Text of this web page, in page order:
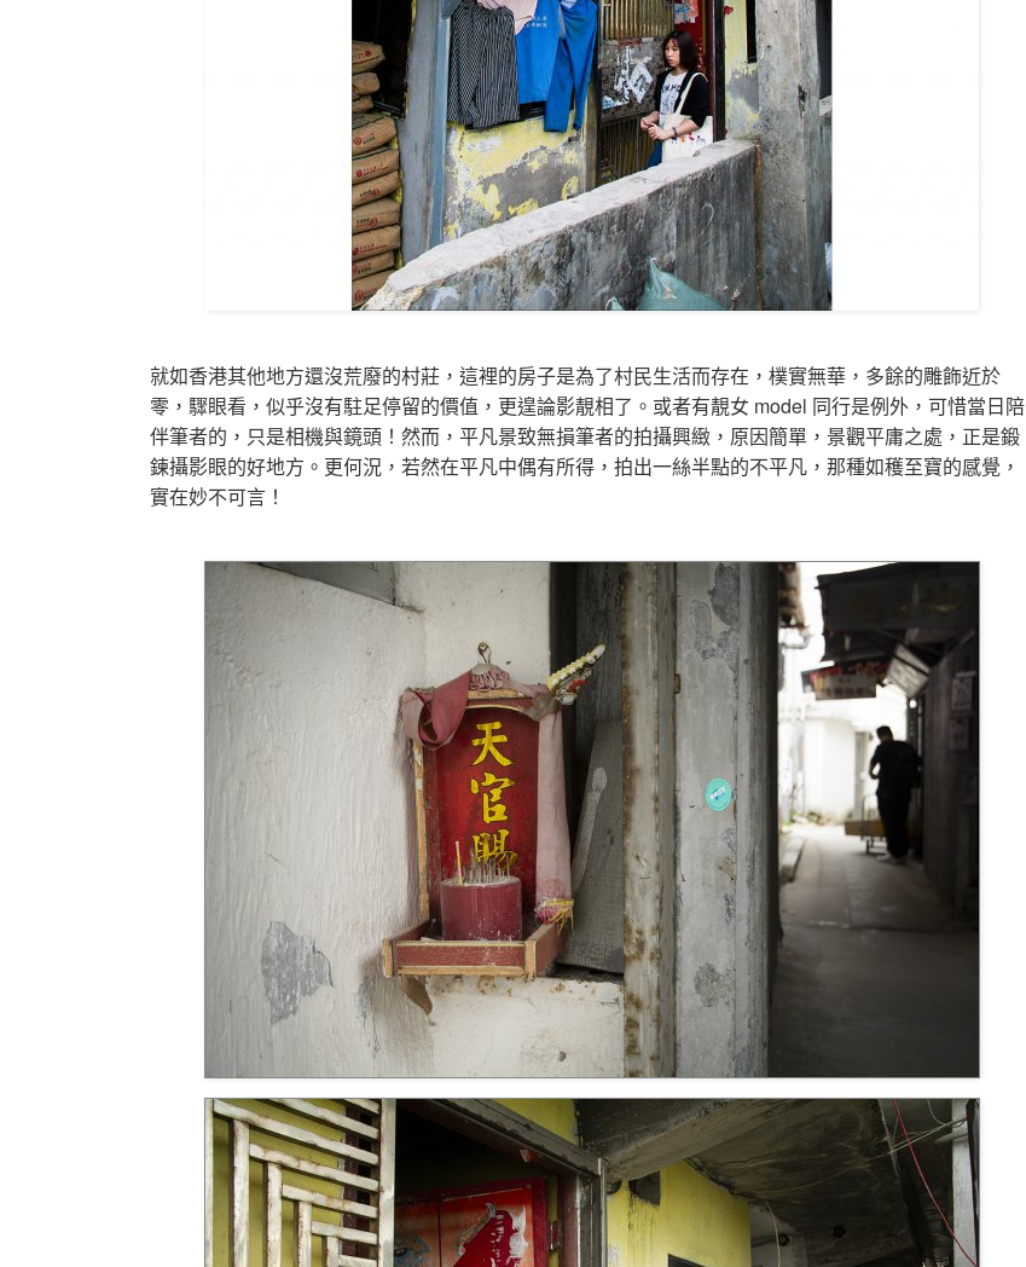
就如香港其他地方還沒荒廢的村莊，這裡的房子是為了村民生活而存在，樸實無華，多餘的雕飾近於
零，驟眼看，似乎沒有駐足停留的價值，更遑論影靚相了。或者有靚女 model 同行是例外，可惜當日陪
伴筆者的，只是相機與鏡頭！然而，平凡景致無損筆者的拍攝興緻，原因簡單，景觀平庸之處，正是鍛
鍊攝影眼的好地方。更何況，若然在平凡中偶有所得，拍出一絲半點的不平凡，那種如穫至寶的感覺，
實在妙不可言！